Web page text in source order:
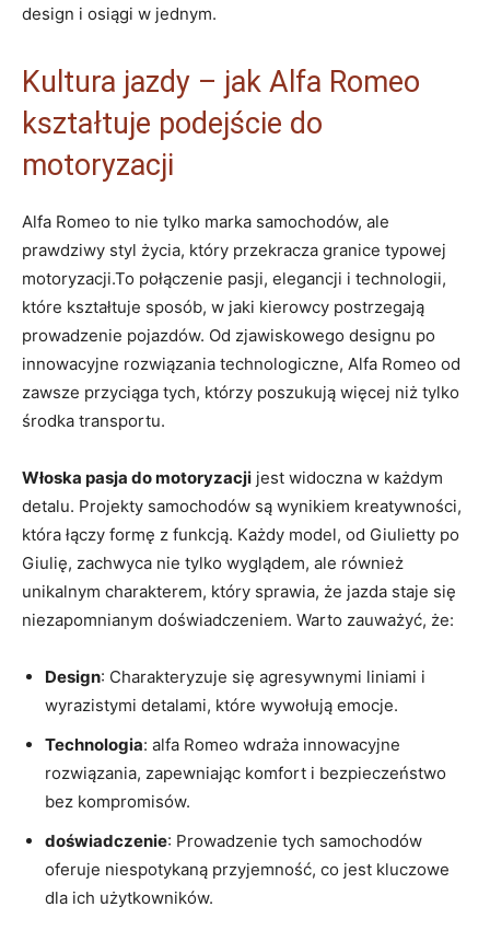
design i osiągi w jednym.
Kultura jazdy – jak Alfa Romeo
kształtuje podejście do
motoryzacji
Alfa Romeo to nie tylko marka samochodów, ale
prawdziwy styl⁤ życia, który przekracza granice typowej⁢
motoryzacji.To połączenie pasji, elegancji i technologii,
które kształtuje sposób, w jaki kierowcy postrzegają
prowadzenie pojazdów. Od zjawiskowego ⁤designu po
innowacyjne rozwiązania‍ technologiczne, Alfa Romeo od
zawsze przyciąga tych, którzy poszukują więcej niż tylko
środka transportu.
Włoska pasja do motoryzacji jest widoczna w każdym
detalu. Projekty samochodów są wynikiem ‍kreatywności,
która łączy‍ formę z funkcją. Każdy model, od Giulietty po
Giulię, zachwyca nie tylko wyglądem, ale również
unikalnym charakterem, który sprawia, że jazda staje się
niezapomnianym doświadczeniem. Warto‍ zauważyć, że:
Design: Charakteryzuje się agresywnymi liniami i
wyrazistymi detalami, które wywołują emocje.
Technologia: alfa Romeo wdraża innowacyjne
rozwiązania, zapewniając komfort i bezpieczeństwo
bez kompromisów.
doświadczenie: Prowadzenie tych samochodów
‍oferuje niespotykaną⁣ przyjemność, co jest kluczowe
dla ich użytkowników.